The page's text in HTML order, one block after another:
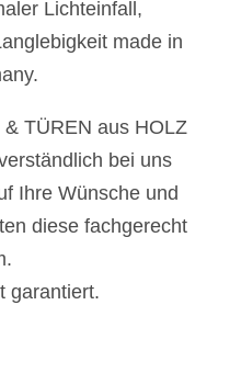
Lichteinfall,
made in
TÜREN aus HOLZ
bei uns
Ihre Wünsche und
diese fachgerecht
garantiert.